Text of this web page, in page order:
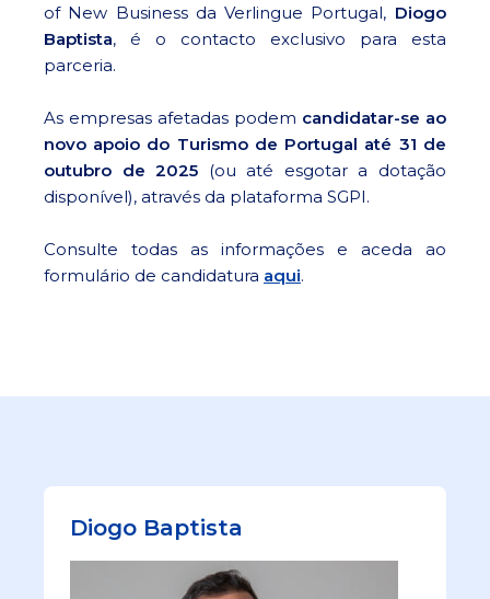
of New Business da Verlingue Portugal, Diogo
Baptista, é o contacto exclusivo para esta
parceria.
As empresas afetadas podem candidatar-se ao
novo apoio do Turismo de Portugal até 31 de
outubro de 2025 (ou até esgotar a dotação
disponível), através da plataforma SGPI.
Consulte todas as informações e aceda ao
formulário de candidatura aqui.
Diogo Baptista